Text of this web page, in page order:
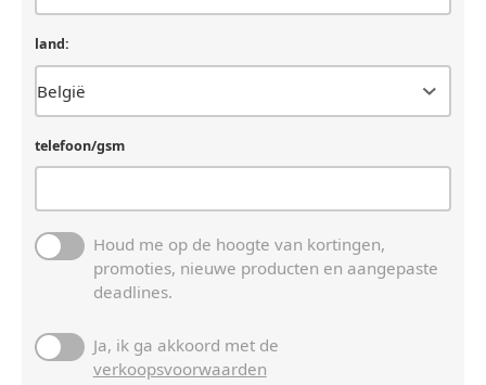
land:
telefoon/gsm
Houd me op de hoogte van kortingen,
promoties, nieuwe producten en aangepaste
deadlines.
Ja, ik ga akkoord met de
verkoopsvoorwaarden